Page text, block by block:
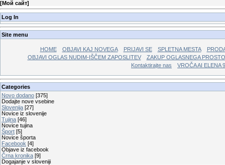
[Мой сайт]
Log In
Site menu
HOME OBJAVI KAJ NOVEGA PRIJAVI SE SPLETNA MESTA
OBJAVI OGLAS NUDIM-IŠČEM ZAPOSLITEV
ZAKUP OGLASNEGA
Kontaktirajte nas
VROČA AI ELENA
Categories
Novo dodano [375]
Dodajte nove vsebine
Slovenija [27]
Novice iz slovenije
Tujina [46]
Novice tujina
Šport [5]
Novice športa
Facebook [4]
Objave iz facebook
Črna kronika [9]
Dogajanje v sloveniji